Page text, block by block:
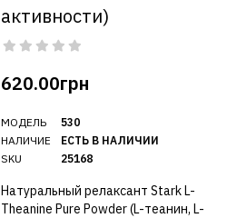
активности)
620.00грн
МОДЕЛЬ
НАЛИЧИЕ
SKU
530
ЕСТЬ В НАЛИЧИИ
25168
Натуральный релаксант Stark L-
Theanine Pure Powder (L-теанин, L-